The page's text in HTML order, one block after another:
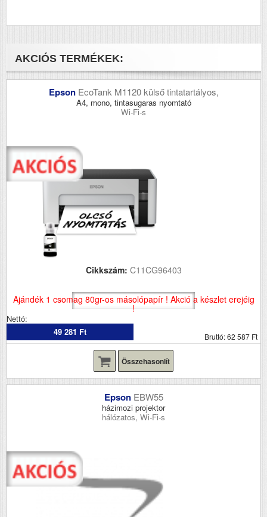
AKCIÓS TERMÉKEK:
Epson EcoTank M1120 külső tintatartályos,
A4, mono, tintasugaras nyomtató
Wi-Fi-s
Cikkszám: C11CG96403
Ajándék 1 csomag 80gr-os másolópapír ! Akció a készlet erejéig
!
Nettó:
49 281 Ft
Bruttó: 62 587 Ft
Összehasonlít
Epson EBW55
házimozi projektor
hálózatos, Wi-Fi-s